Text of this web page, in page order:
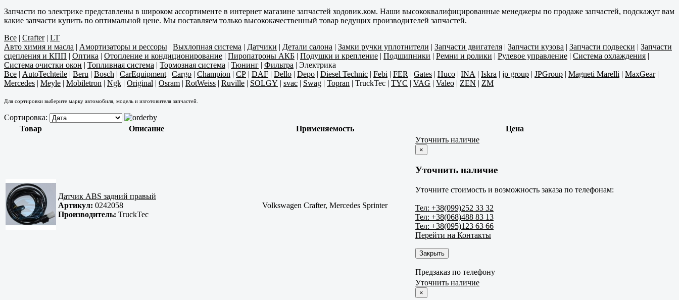
Запчасти по электрике представлены в широком ассортименте в интернет магазине запчастей ходовик.ком. Наши высококвалифицированные менеджеры по продаже запчастей, подскажут вам
какие запчасти купить по оптимальной цене. Мы поставляем только высококачественный товар ведущих производителей запчастей.
Все | Crafter| LT
Авто химия и масла | Амортизаторы и рессоры | Выхлопная система | Датчики | Детали салона | Замки ручки уплотнители | Запчасти двигателя | Запчасти кузова | Запчасти подвески | Запчасти
сцепления и КПП | Оптика | Отопление и кондиционирование | Пиропатроны АКБ | Подушки и крепление | Подшипники | Ремни и ролики | Рулевое управление | Система охлаждения |
Система очистки окон | Топливная система | Тормозная система | Тюнинг | Фильтра | Электрика
Все | AutoTechteile | Beru | Bosch | CarEquipment | Cargo | Champion | CP | DAF | Dello | Depo | Diesel Technic | Febi | FER | Gates | Huco | INA | Iskra | jp group | JPGroup | Magneti Marelli | MaxGear|
Mercedes | Meyle | Mobiletron | Ngk | Original | Osram | RotWeiss | Ruville | SOLGY | svac | Swag | Topran | TruckTec | TYC | VAG | Valeo | ZEN | ZM
Для сортировки выберите марку автомобиля, модель и изготовителя запчастей.
Сортировка:
Товар
Описание Применяемость Цена
Датчик ABS задний правый
Артикул: 0242058
Производитель: TruckTec
Volkswagen Crafter, Mercedes Sprinter
Уточнить наличие
×
Уточнить наличие
Уточните стоимость и возможность заказа по телефонам:
Тел: +38(099)252 33 32
Тел: +38(068)488 83 13
Тел: +38(095)123 63 66
Перейти на Контакты
Закрыть
Предзаказ по телефону
Уточнить наличие
×